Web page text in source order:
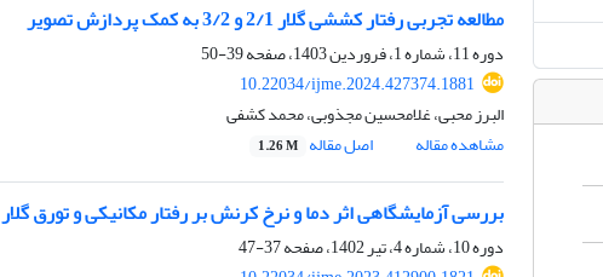
مطالعه تجربی رفتار کششی گلار 2/1 و 3/2 به کمک پردازش تصویر
دوره 11، شماره 1، فروردین 1403، صفحه
39-50
10.22034/ijme.2024.427374.1881
البرز محبی، غلامحسین مجذوبی، محمد کشفی
مشاهده مقاله
اصل مقاله 1.26 M
بررسی آزمایشگاهی اثر دما و نرخ کرنش بر رفتار مکانیکی و تورق گلار 1/2 تحت بار خمشی
دوره 10، شماره 4، تیر 1402، صفحه
37-47